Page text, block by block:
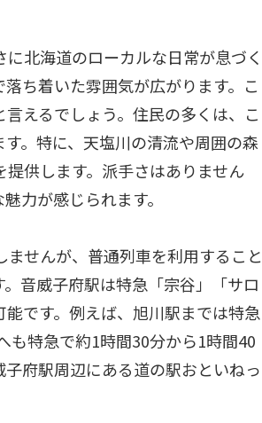
北海道のローカルな日常が息づく
ち着いた雰囲気が広がります。こ
えるでしょう。住民の多くは、こ
。特に、天塩川の清流や周囲の森
供します。派手さはありません
力が感じられます。
せんが、普通列車を利用すること
音威子府駅は特急「宗谷」「サロ
です。例えば、旭川駅までは特急
も特急で約1時間30分から1時間40
府駅周辺にある道の駅おといねっ